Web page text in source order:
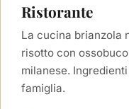
Ristorante
La cucina brianzola
risotto con
milanese.
famiglia.